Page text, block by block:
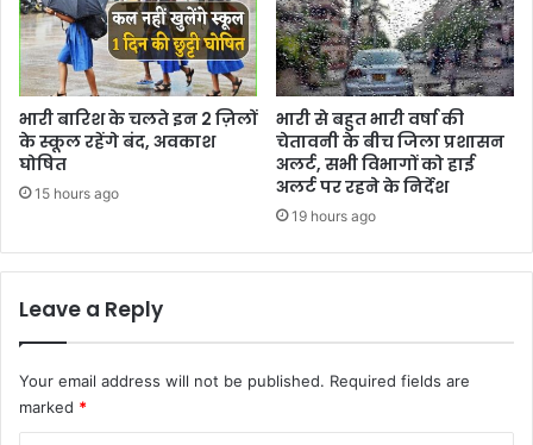
भारी बारिश के चलते इन 2 ज़िलों
के स्कूल रहेंगे बंद, अवकाश
घोषित
15 hours ago
भारी से बहुत भारी वर्षा की
चेतावनी के बीच जिला प्रशासन
अलर्ट, सभी विभागों को हाई
अलर्ट पर रहने के निर्देश
19 hours ago
Leave a Reply
Your email address will not be published. Required fields are
marked *